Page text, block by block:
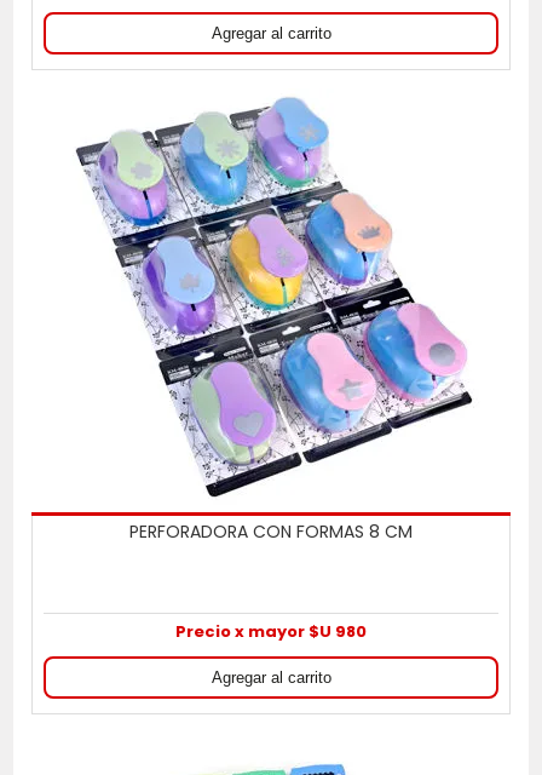
PERFORADORA CON FORMAS 8 CM
Precio x mayor $U 980